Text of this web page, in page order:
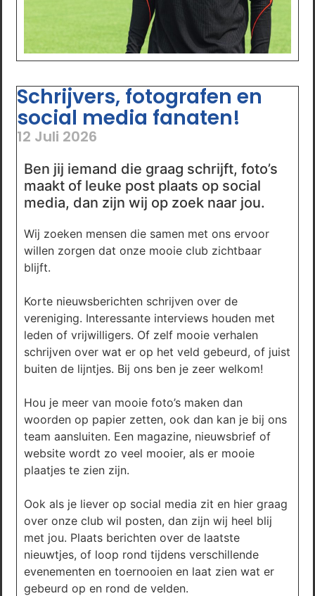
Schrijvers, fotografen en
social media fanaten!
12 Juli 2026
Ben jij iemand die graag schrijft, foto’s
maakt of leuke post plaats op social
media, dan zijn wij op zoek naar jou.
Wij zoeken mensen die samen met ons ervoor
willen zorgen dat onze mooie club zichtbaar
blijft.
Korte nieuwsberichten schrijven over de
vereniging. Interessante interviews houden met
leden of vrijwilligers. Of zelf mooie verhalen
schrijven over wat er op het veld gebeurd, of juist
buiten de lijntjes. Bij ons ben je zeer welkom!
Hou je meer van mooie foto’s maken dan
woorden op papier zetten, ook dan kan je bij ons
team aansluiten. Een magazine, nieuwsbrief of
website wordt zo veel mooier, als er mooie
plaatjes te zien zijn.
Ook als je liever op social media zit en hier graag
over onze club wil posten, dan zijn wij heel blij
met jou. Plaats berichten over de laatste
nieuwtjes, of loop rond tijdens verschillende
evenementen en toernooien en laat zien wat er
gebeurd op en rond de velden.